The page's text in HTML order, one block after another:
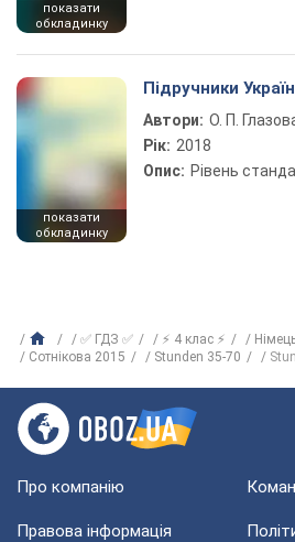
показати
обкладинку
показати
обкладинку
Підручники
Автори: О. П.
Рік: 2018
Опис: Рівень
✅ ГДЗ ✅ ⚡ 4 клас ⚡
Сотнікова 2015
Stunden 35-70
Про компанію
Правова інформація